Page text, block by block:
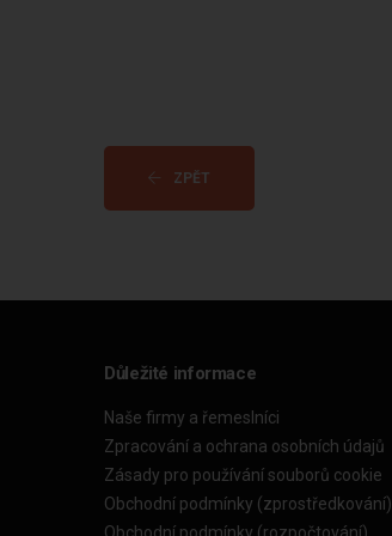
ZPĚT
Důležité informace
Naše firmy a řemeslníci
Zpracování a ochrana osobních údajů
Zásady pro používání souborů cookie
Obchodní podmínky (zprostředkování)